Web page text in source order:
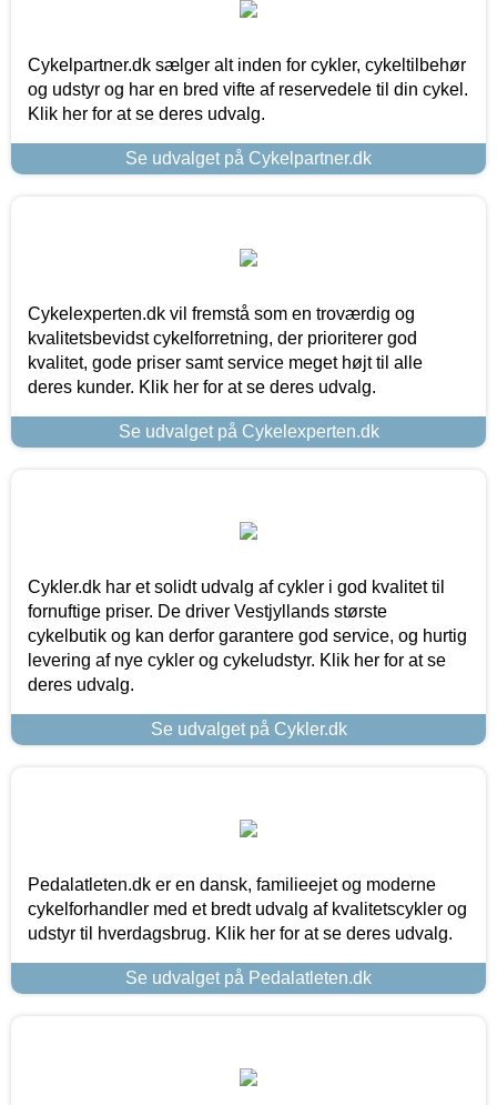
Cykelpartner.dk sælger alt inden for cykler, cykeltilbehør
og udstyr og har en bred vifte af reservedele til din cykel.
Klik her for at se deres udvalg.
Se udvalget på Cykelpartner.dk
Cykelexperten.dk vil fremstå som en troværdig og
kvalitetsbevidst cykelforretning, der prioriterer god
kvalitet, gode priser samt service meget højt til alle
deres kunder. Klik her for at se deres udvalg.
Se udvalget på Cykelexperten.dk
Cykler.dk har et solidt udvalg af cykler i god kvalitet til
fornuftige priser. De driver Vestjyllands største
cykelbutik og kan derfor garantere god service, og hurtig
levering af nye cykler og cykeludstyr. Klik her for at se
deres udvalg.
Se udvalget på Cykler.dk
Pedalatleten.dk er en dansk, familieejet og moderne
cykelforhandler med et bredt udvalg af kvalitetscykler og
udstyr til hverdagsbrug. Klik her for at se deres udvalg.
Se udvalget på Pedalatleten.dk